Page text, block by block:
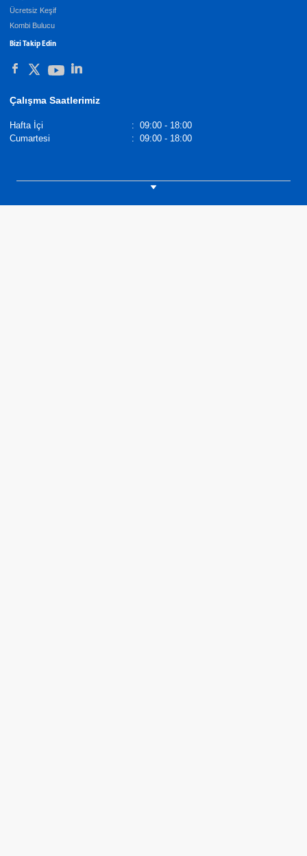
Ücretsiz Keşif
Kombi Bulucu
Bizi Takip Edin
Çalışma Saatlerimiz
Hafta İçi : 09:00 - 18:00
Cumartesi
: 09:00 - 18:00